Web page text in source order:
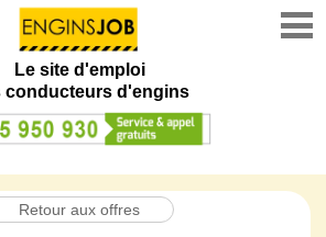
Le site d'emploi
conducteurs d'engins
Retour aux offres